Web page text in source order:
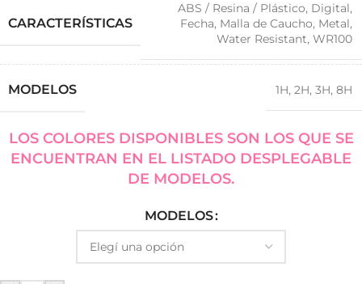
CARACTERÍSTICAS
ABS / Resina / Plástico, Digital,
Fecha, Malla de Caucho, Metal,
Water Resistant, WR100
MODELOS 1H, 2H, 3H, 8H
LOS COLORES DISPONIBLES SON LOS QUE SE
ENCUENTRAN EN EL LISTADO DESPLEGABLE
DE MODELOS.
MODELOS